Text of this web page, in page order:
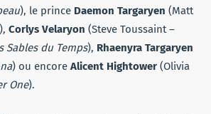
), le prince Daemon Targaryen (Matt
), Corlys Velaryon (Steve Toussaint –
Sables du Temps), Rhaenyra Targaryen
) ou encore Alicent Hightower (Olivia
One).